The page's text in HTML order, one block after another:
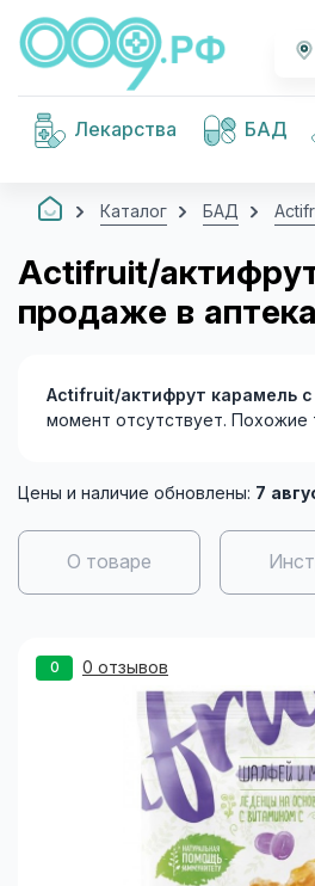
Лекарства БАД
Каталог БАД
Actifruit/
продаже в
Actifruit/актифрут карамель
момент отсутствует. Похожие
Цены и наличие обновлены: 7
О товаре
0 0 отзывов